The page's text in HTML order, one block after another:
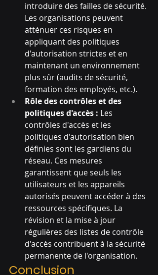
introduire des failles de sécurité.
Les organisations peuvent
atténuer ces risques en
appliquant des politiques
d'autorisation strictes et en
maintenant un environnement
plus sûr (audits de sécurité,
formation des employés, etc.).
Rôle des contrôles et des
politiques d'accès : Les
contrôles d'accès et les
politiques d'autorisation bien
définies sont les gardiens du
réseau. Ces mesures
garantissent que seuls les
utilisateurs et les appareils
autorisés peuvent accéder à des
ressources spécifiques. La
révision et la mise à jour
régulières des listes de contrôle
d'accès contribuent à la sécurité
permanente de l'organisation.
Conclusion